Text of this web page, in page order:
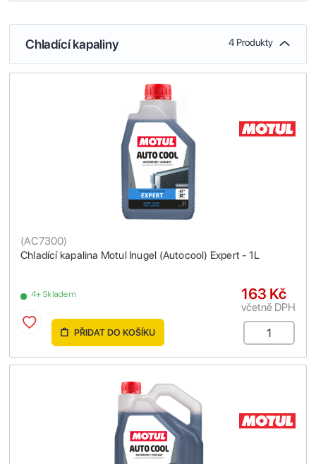
Chladící kapaliny 4 Produkty
Chladící kapalina Motul Inugel (Autocool) Expert - 1L
(AC7300)
4+ Skladem 163 Kč
včetně DPH
PŘIDAT DO KOŠÍKU